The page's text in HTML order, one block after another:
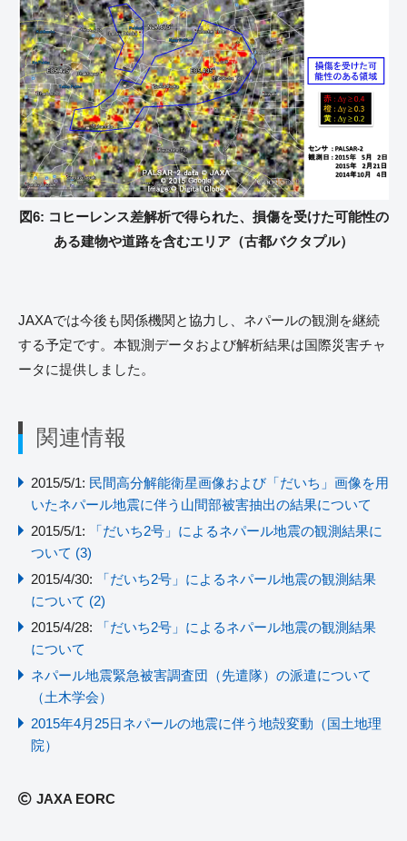
図6: コヒーレンス差解析で得られた、損傷を受けた可能性の
ある建物や道路を含むエリア（古都バクタプル）
JAXAでは今後も関係機関と協力し、ネパールの観測を継続
する予定です。本観測データおよび解析結果は国際災害チャ
ータに提供しました。
関連情報
2015/5/1: 民間高分解能衛星画像および「だいち」画像を用
いたネパール地震に伴う山間部被害抽出の結果について
2015/5/1:
「だいち2号」によるネパール地震の観測結果に
ついて (3)
2015/4/30:
「だいち2号」によるネパール地震の観測結果
について (2)
2015/4/28:
「だいち2号」によるネパール地震の観測結果
について
ネパール地震緊急被害調査団（先遣隊）の派遣について
（土木学会）
2015年4月25日ネパールの地震に伴う地殻変動（国土地理
院）
JAXA EORC